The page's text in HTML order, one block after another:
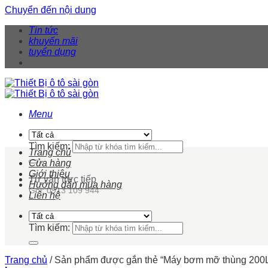
Chuyển đến nội dung
Tin tức
khuyến mãi
tuyển dụng
Menu
Tìm kiếm:
Tư vấn trực tiếp
Gọi: 0913 109 944
Trang chủ
Cửa hàng
Giới thiệu
Hướng dẫn mua hàng
Liên hệ
Tìm kiếm:
Trang chủ /Sản phẩm được gắn thẻ “Máy bơm mỡ thùng